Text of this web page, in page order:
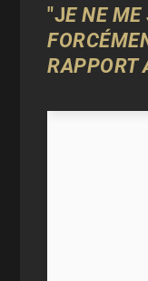
"JE NE ME
RAPPORT